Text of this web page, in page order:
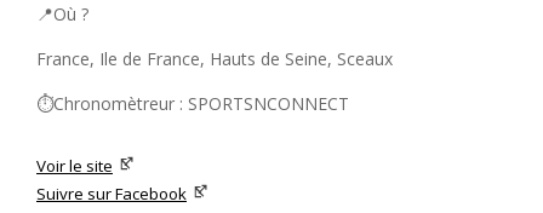
📍Où ?
France, Ile de France, Hauts de Seine, Sceaux
⏱️Chronomètreur : SPORTSNCONNECT
Voir le site
Suivre sur Facebook